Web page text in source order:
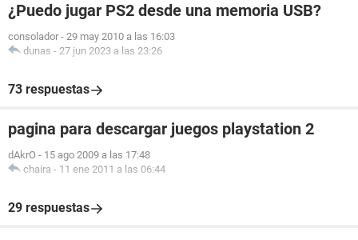
¿Puedo jugar PS2 desde una memoria USB?
consolador - 29 may 2010 a las 16:03
dunas - 27 jun 2023 a las 23:26
73 respuestas
pagina para descargar juegos playstation 2
dAkrO - 15 ago 2009 a las 17:48
chaira - 11 ene 2011 a las 06:44
29 respuestas